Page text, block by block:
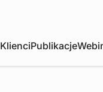
KlienciPublikacje